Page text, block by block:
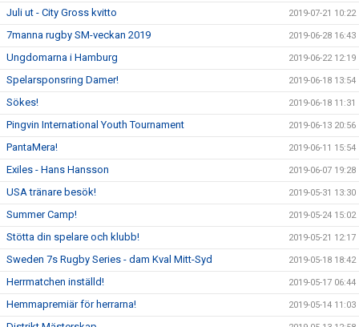
Juli ut - City Gross kvitto 2019-07-21 10:22
7manna rugby SM-veckan 2019 2019-06-28 16:43
Ungdomarna i Hamburg 2019-06-22 12:19
Spelarsponsring Damer! 2019-06-18 13:54
Sökes! 2019-06-18 11:31
Pingvin International Youth Tournament 2019-06-13 20:56
PantaMera! 2019-06-11 15:54
Exiles - Hans Hansson 2019-06-07 19:28
USA tränare besök! 2019-05-31 13:30
Summer Camp! 2019-05-24 15:02
Stötta din spelare och klubb! 2019-05-21 12:17
Sweden 7s Rugby Series - dam Kval Mitt-Syd 2019-05-18 18:42
Herrmatchen inställd! 2019-05-17 06:44
Hemmapremiär för herrarna! 2019-05-14 11:03